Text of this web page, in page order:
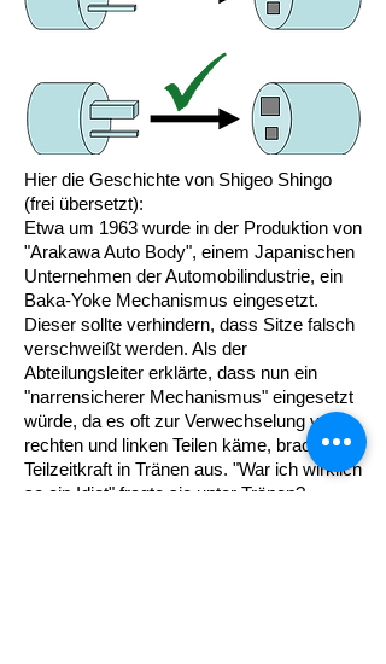
Hier die Geschichte von Shigeo Shingo
(frei übersetzt):
Etwa um 1963 wurde in der Produktion von
"Arakawa Auto Body", einem Japanischen
Unternehmen der Automobilindustrie, ein
Baka-Yoke Mechanismus eingesetzt.
Dieser sollte verhindern, dass Sitze falsch
verschweißt werden. Als der
Abteilungsleiter erklärte, dass nun ein
"narrensicherer Mechanismus" eingesetzt
würde, da es oft zur Verwechselung von
rechten und linken Teilen käme, brach eine
Teilzeitkraft in Tränen aus. "War ich wirklich
so ein Idiot" fragte sie unter Tränen?